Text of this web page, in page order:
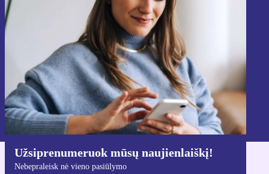
Užsiprenumeruok mūsų naujienlaiškį!
Nebepraleisk nė vieno pasiūlymo
Nebepraleisk nė vieno pasiūlymo.
Registruokitės
Informaciją apie asmens duomenų naudojimą rasi mūsų
Privatumo politikoje
Atsisiųsti refurbed programėlę